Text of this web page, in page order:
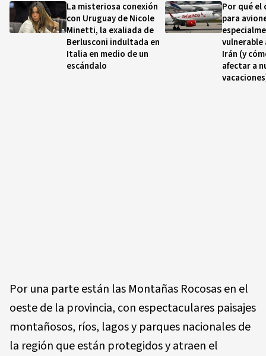
La misteriosa conexión
con Uruguay de Nicole
Minetti, la exaliada de
Berlusconi indultada en
Italia en medio de un
escándalo
Por qué el
para
vulnerable
Irán (y
afectar a
Por una parte están las Montañas Rocosas en el
oeste de la provincia, con espectaculares paisajes
montañosos, ríos, lagos y parques nacionales de
la región que están protegidos y atraen el